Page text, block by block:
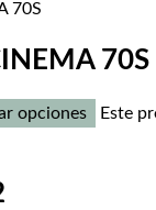
70S
opciones Este